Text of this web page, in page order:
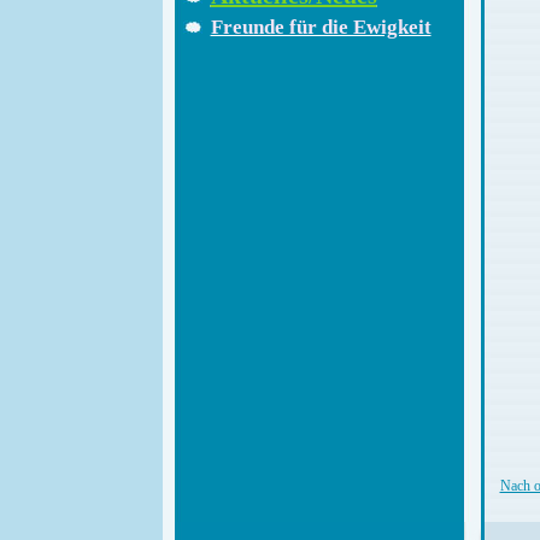
Freunde für die Ewigkeit
Nach